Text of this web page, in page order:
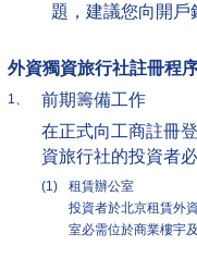
題，建議您向開
外資獨資旅行社註冊程
1、
前期籌備工作
在正式向工商註冊
資旅行社的投資者
(1)
租賃辦公室
投資者於北京租賃外
室必需位於商業樓宇